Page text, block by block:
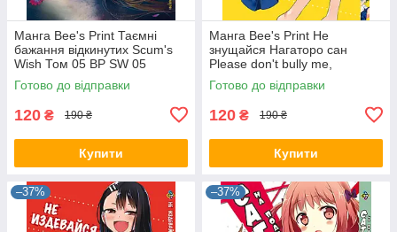
Манга Bee's Print Таємні
бажання відкинутих Scum's
Wish Том 05 BP SW 05
Готово до відправки
120 ₴ 190 ₴
Купити
Манга Bee's Print Не
знущайся Нагаторо сан
Please don't bully me,
Nagatoro Том 03 BP PDB 03
Готово до відправки
120 ₴ 190 ₴
Купити
–37% –37%